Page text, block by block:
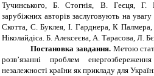
Тучинського, Б. Стогнія, В. Геєця,
зарубіжних авторів заслуговують на
Скотта, С. Буклея, І. Гарднера, К
Ніколайдіса. Б. Алексеєва, А. Тарасова, Л.
Постановка завдання. Метою
розв’язанні проблем
незалежності країни як прикладу для